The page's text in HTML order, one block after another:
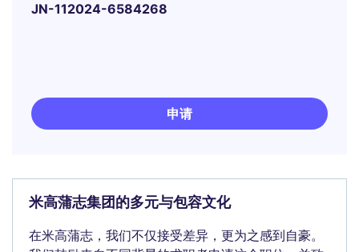
JN-112024-6584268
申请
米高蒲志集团的多元与包容文化
在米高蒲志，我们不仅接受差异，更为之感到自豪。